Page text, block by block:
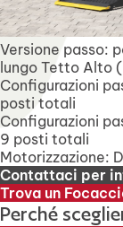
Versione passo:
lungo Tetto Alto
Configurazioni
posti totali
Configurazioni
9 posti totali
Motorizzazione:
Contattaci per
Trova un
Perché